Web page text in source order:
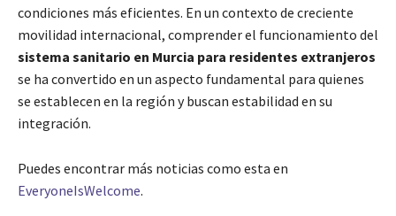
condiciones más eficientes. En un contexto de creciente
movilidad internacional, comprender el funcionamiento del
sistema sanitario en Murcia para residentes extranjeros
se ha convertido en un aspecto fundamental para quienes
se establecen en la región y buscan estabilidad en su
integración.
Puedes encontrar más noticias como esta en
EveryoneIsWelcome.